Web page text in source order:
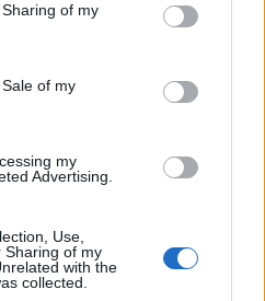
of my
of my
my
Advertising.
Use,
Sharing of my
with the
collected.
un échantillon en magasin
la lumière naturelle avant
selon vos